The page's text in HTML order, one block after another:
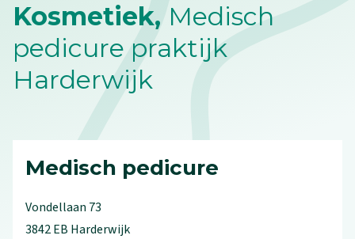
Kosmetiek,Medisch
pedicure praktijk
Harderwijk
Medisch pedicure
Vondellaan 73
3842 EB Harderwijk